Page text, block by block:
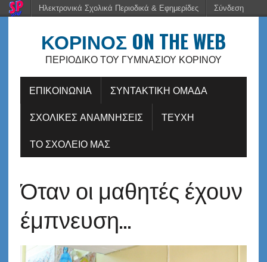
ΚΟΡΙΝΟΣ ON THE WEB
ΠΕΡΙΟΔΙΚΌ ΤΟΥ ΓΥΜΝΑΣΊΟΥ ΚΟΡΙΝΟΎ
ΕΠΙΚΟΙΝΩΝΙΑ
ΣΥΝΤΑΚΤΙΚΗ ΟΜΑΔΑ
ΣΧΟΛΙΚΕΣ ΑΝΑΜΝΗΣΕΙΣ
ΤΕΥΧΗ
ΤΟ ΣΧΟΛΕΙΟ ΜΑΣ
Όταν οι μαθητές έχουν
έμπνευση…
Ηλεκτρονικά Σχολικά Περιοδικά & Εφημερίδες Σύνδεση